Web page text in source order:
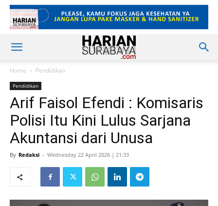
Home Pendidikan
Pendidikan
Arif Faisol Efendi : Komisaris
Polisi Itu Kini Lulus Sarjana
Akuntansi dari Unusa
By Redaksi - Wednesday 22 April 2026 | 21:33